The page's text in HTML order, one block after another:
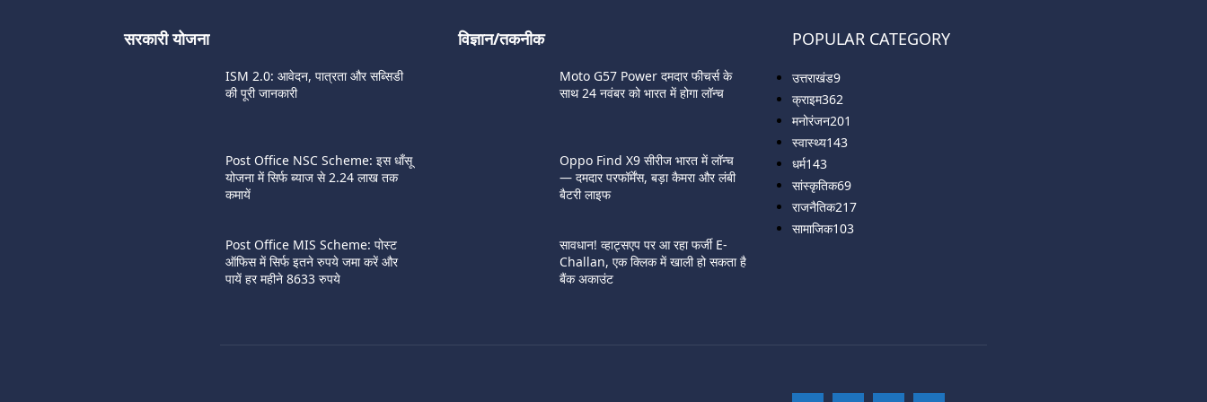
सरकारी योजना
ISM 2.0: आवेदन, पात्रता और सब्सिडी
की पूरी जानकारी
Post Office NSC Scheme: इस धाँसू
योजना में सिर्फ ब्याज से 2.24 लाख तक
कमायें
Post Office MIS Scheme: पोस्ट
ऑफिस में सिर्फ इतने रुपये जमा करें और
पायें हर महीने 8633 रुपये
विज्ञान/तकनीक
Moto G57 Power दमदार फीचर्स के
साथ 24 नवंबर को भारत में होगा लॉन्च
Oppo Find X9 सीरीज भारत में लॉन्च
— दमदार परफॉर्मेंस, बड़ा कैमरा और लंबी
बैटरी लाइफ
सावधान! व्हाट्सएप पर आ रहा फर्जी E-
Challan, एक क्लिक में खाली हो सकता है
बैंक अकाउंट
POPULAR CATEGORY
उत्तराखंड9
क्राइम362
मनोरंजन201
स्वास्थ्य143
धर्म143
सांस्कृतिक69
राजनैतिक217
सामाजिक103